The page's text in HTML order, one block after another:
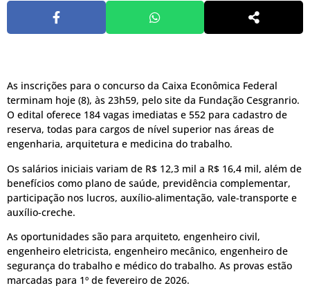
As inscrições para o concurso da Caixa Econômica Federal
terminam hoje (8), às 23h59, pelo site da Fundação Cesgranrio.
O edital oferece 184 vagas imediatas e 552 para cadastro de
reserva, todas para cargos de nível superior nas áreas de
engenharia, arquitetura e medicina do trabalho.
Os salários iniciais variam de R$ 12,3 mil a R$ 16,4 mil, além de
benefícios como plano de saúde, previdência complementar,
participação nos lucros, auxílio-alimentação, vale-transporte e
auxílio-creche.
As oportunidades são para arquiteto, engenheiro civil,
engenheiro eletricista, engenheiro mecânico, engenheiro de
segurança do trabalho e médico do trabalho. As provas estão
marcadas para 1º de fevereiro de 2026.